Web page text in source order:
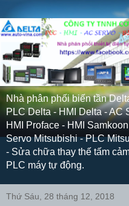
Nhà phân phối biến tần
PLC Delta - HMI Delta - AC
HMI Proface - HMI
Servo Mitsubishi - PLC
- Sửa chữa thay thế tấm
PLC máy tự động.
Thứ Sáu, 28 tháng 12, 2018